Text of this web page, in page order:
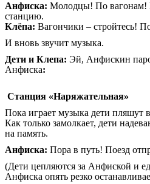
Анфиска: Молодцы! По
станцию.
Клёпа: Вагончики – стройтесь!
И вновь звучит музыка.
Дети и Клепа: Эй, Анфискин
Анфиска
Станция «Наряжательная»
Пока играет музыка дети пляшут
Как только замолкает, дети
на память.
Анфиска: Пора в путь! Поезд
(Дети цепляются за Анфиской и
Анфиска опять резко